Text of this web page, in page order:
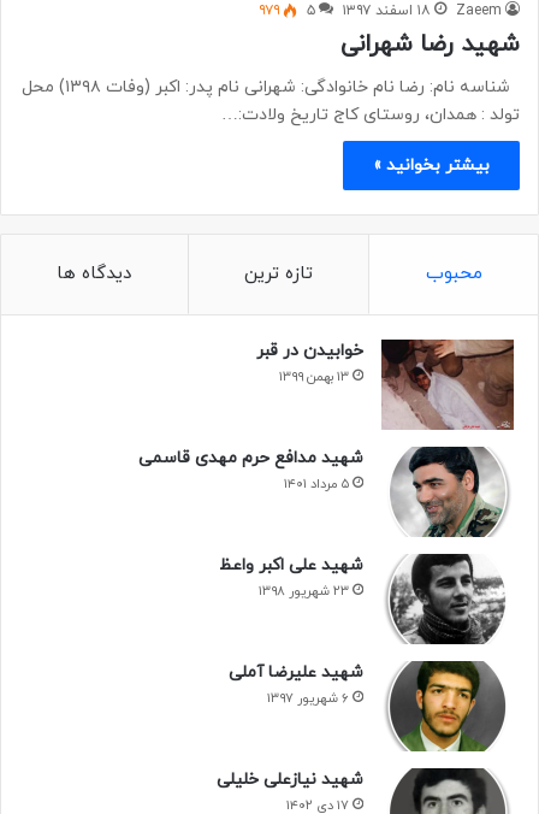
Zaeem ۱۸ اسفند ۱۳۹۷ ۵ ۹۷۹
شهید رضا شهرانی
شناسه نام: رضا نام خانوادگی: شهرانی نام پدر: اکبر (وفات ۱۳۹۸) محل
تولد : همدان، روستای کاج تاریخ ولادت:…
بیشتر بخوانید »
محبوب تازه ترین دیدگاه ها
خوابیدن در قبر
۱۳ بهمن ۱۳۹۹
شهید مدافع حرم مهدی قاسمی
۵ مرداد ۱۴۰۱
شهید علی اکبر واعظ
۲۳ شهریور ۱۳۹۸
شهید علیرضا آملی
۶ شهریور ۱۳۹۷
شهید نیازعلی خلیلی
۱۷ دی ۱۴۰۲